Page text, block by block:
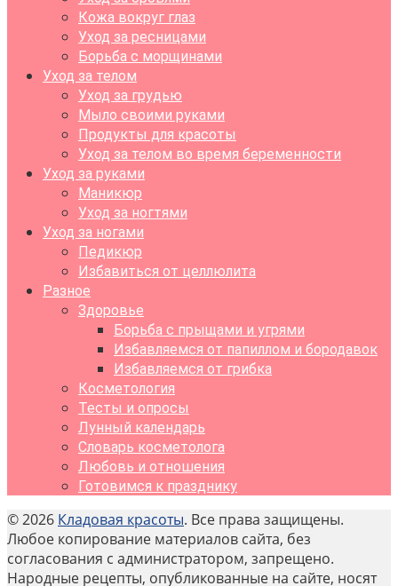
Кожа вокруг глаз
Уход за ресницами
Борьба с морщинами
Уход за телом
Уход за грудью
Мыло своими руками
Продукты для красоты
Уход за телом во время беременности
Уход за руками
Маникюр
Уход за ногтями
Уход за ногами
Педикюр
Избавиться от целлюлита
Разное
Здоровье
Борьба с прыщами и угрями
Избавляемся от папиллом и бородавок
Избавляемся от грибка
Косметология
Тесты и опросы
Лунный календарь
Словарь косметолога
Любовь и отношения
Готовимся к празднику
© 2026 Кладовая красоты. Все права защищены.
Любое копирование материалов сайта, без
согласования с администратором, запрещено.
Народные рецепты, опубликованные на сайте, носят